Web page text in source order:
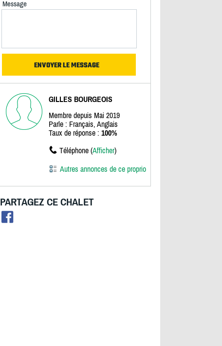
Message
GILLES BOURGEOIS
Membre depuis Mai 2019
Parle : Français, Anglais
Taux de réponse : 100%
Téléphone (Afficher)
Autres annonces de ce proprio
PARTAGEZ CE CHALET